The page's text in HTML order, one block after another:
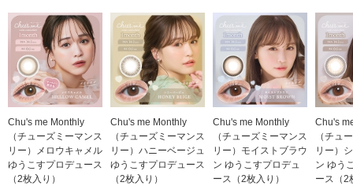
Chu's me Monthly
（チューズミーマンス
リー）メロウキャメル
ゆうこすプロデュース
（2枚入り）
Chu's me Monthly
（チューズミーマンス
リー）ハニーベージュ
ゆうこすプロデュース
（2枚入り）
Chu's me Monthly
（チューズミーマンス
リー）モイストブラウ
ン ゆうこすプロデュ
ース（2枚入り）
Chu's
（チュ
リー）
ン ゆう
ース（2